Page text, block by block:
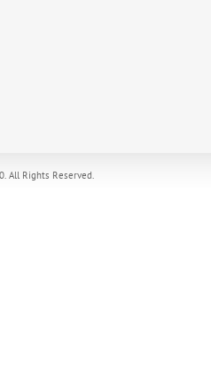
All Rights Reserved.